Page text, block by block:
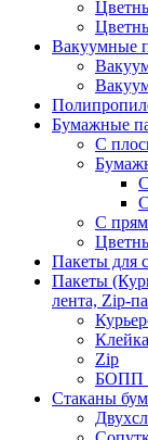
Вакуумные
Бумажные
С
С
Пакеты для
Пакеты
лента, Zip-
Zip
БОПП
Стаканы